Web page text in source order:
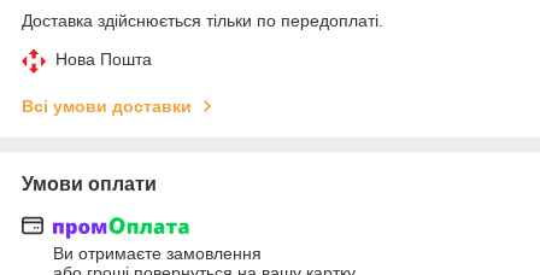
Доставка здійснюється тільки по передоплаті.
Нова Пошта
Всі умови доставки
Умови оплати
Ви отримаєте замовлення